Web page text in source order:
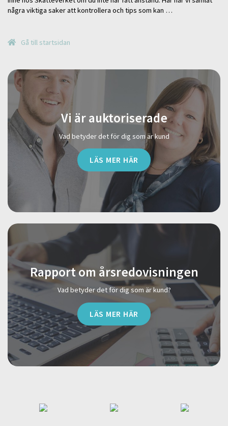
några viktiga saker att kontrollera och tips som kan …
Gå till startsidan
Vi är auktoriserade
Vad betyder det för dig som är kund
LÄS MER HÄR
Rapport om årsredovisningen
Vad betyder det för dig som är kund?
LÄS MER HÄR